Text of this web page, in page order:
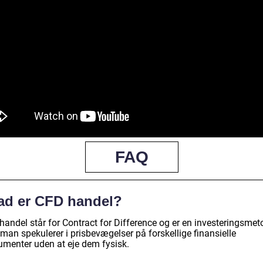
FAQ
er CFD handel?
står for Contract for Difference og er en
spekulerer i prisbevægelser på forskellige finansielle
uden at eje dem fysisk.